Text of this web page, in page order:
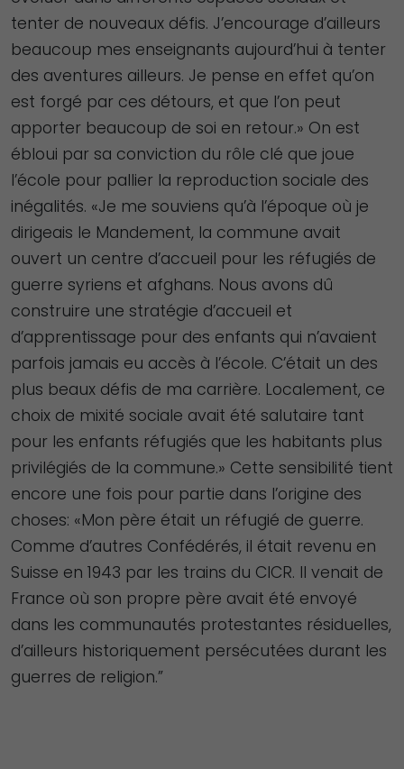
tenter de nouveaux défis. J’encourage d’ailleurs
beaucoup mes enseignants aujourd’hui à tenter
des aventures ailleurs. Je pense en effet qu’on
est forgé par ces détours, et que l’on peut
apporter beaucoup de soi en retour.» On est
ébloui par sa conviction du rôle clé que joue
l’école pour pallier la reproduction sociale des
inégalités. «Je me souviens qu’à l’époque où je
dirigeais le Mandement, la commune avait
ouvert un centre d’accueil pour les réfugiés de
guerre syriens et afghans. Nous avons dû
construire une stratégie d’accueil et
d’apprentissage pour des enfants qui n’avaient
parfois jamais eu accès à l’école. C’était un des
plus beaux défis de ma carrière. Localement, ce
choix de mixité sociale avait été salutaire tant
pour les enfants réfugiés que les habitants plus
privilégiés de la commune.» Cette sensibilité tient
encore une fois pour partie dans l’origine des
choses: «Mon père était un réfugié de guerre.
Comme d’autres Confédérés, il était revenu en
Suisse en 1943 par les trains du CICR. Il venait de
France où son propre père avait été envoyé
dans les communautés protestantes résiduelles,
d’ailleurs historiquement persécutées durant les
guerres de religion.”